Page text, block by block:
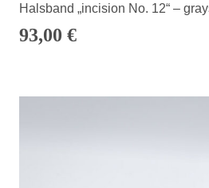
Halsband „incision No. 12“ –
93,00 €